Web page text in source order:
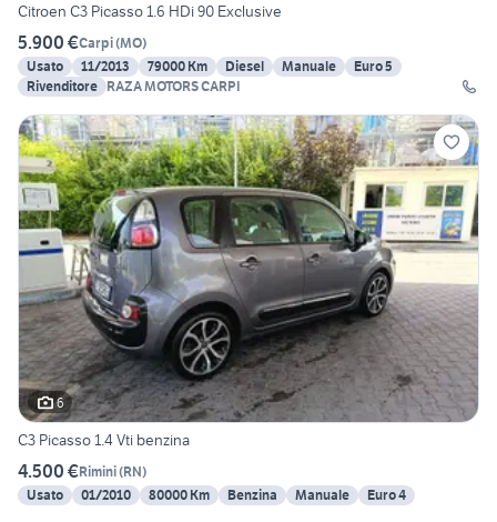
Citroen C3 Picasso 1.6 HDi 90 Exclusive
5.900 €Carpi(MO)
Usato
11/2013 79000 Km Diesel Manuale
Euro 5
Rivenditore RAZA MOTORS CARPI
6
C3 Picasso 1.4 Vti benzina
4.500 €Rimini(RN)
Usato
01/2010 80000 Km Benzina Manuale Euro 4